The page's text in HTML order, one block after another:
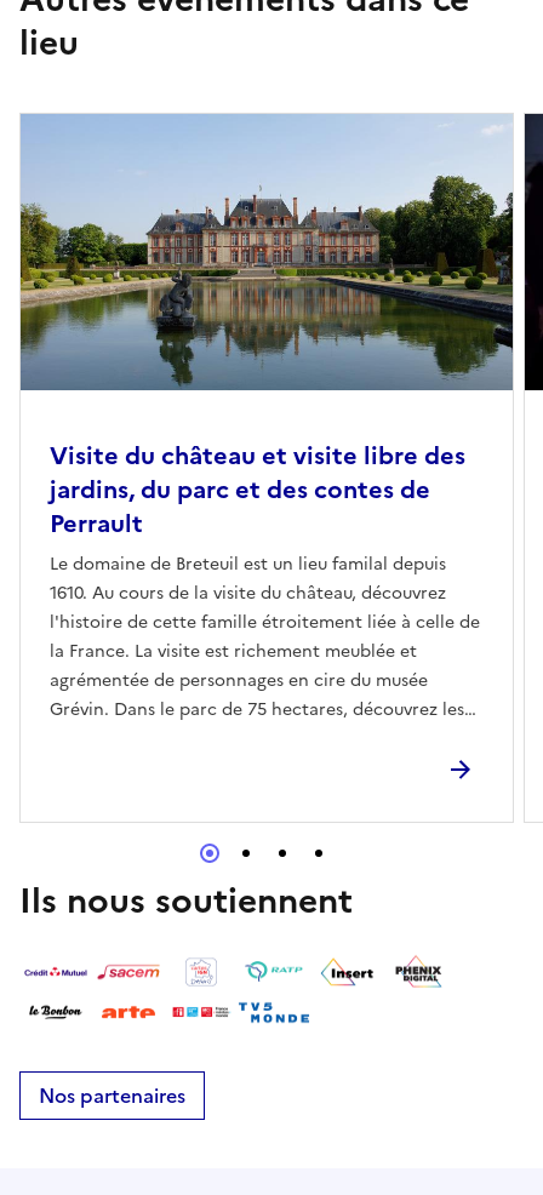
lieu
Visite du château et visite libre des
jardins, du parc et des contes de
Perrault
Le domaine de Breteuil est un lieu familal depuis
1610. Au cours de la visite du château, découvrez
l'histoire de cette famille étroitement liée à celle de
la France. La visite est richement meublée et
agrémentée de personnages en cire du musée
Grévin. Dans le parc de 75 hectares, découvrez les
Ils nous soutiennent
Nos partenaires